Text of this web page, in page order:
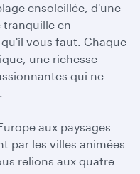
ensoleillée, d'une
tranquille en
vous faut. Chaque
une richesse
qui ne
aux paysages
par les villes animées
relions aux quatre